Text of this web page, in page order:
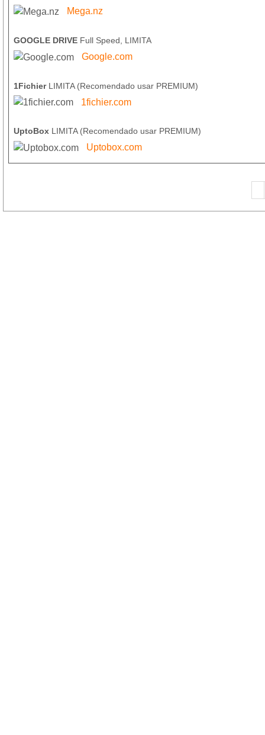
Mega.nz
GOOGLE DRIVE Full Speed, LIMITA
Google.com
1FichierLIMITA (Recomendado usar PREMIUM)
1fichier.com
UptoBox LIMITA (Recomendado usar PREMIUM)
Uptobox.com